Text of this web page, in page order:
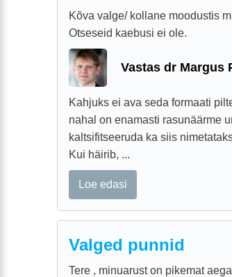
Kõva valge/ kollane moodustis
Otseseid kaebusi ei ole.
Vastas dr Margus
Kahjuks ei ava seda formaati
nahal on enamasti rasunäärme
kaltsifitseeruda ka siis
Kui häirib, ...
Loe edasi
Valged punnid
Tere , minuarust on pikemat